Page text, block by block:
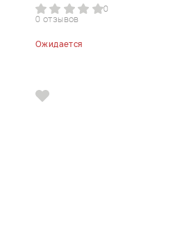
0
0 отзывов
Ожидается